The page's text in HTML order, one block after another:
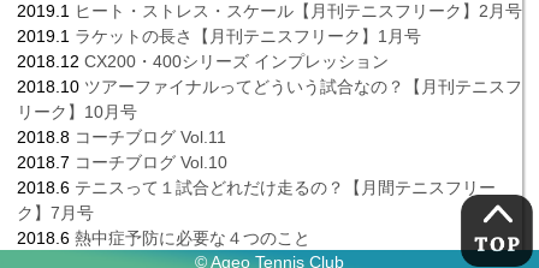
2019.1 ヒート・ストレス・スケール【月刊テニスフリーク】2月号
2019.1 ラケットの長さ【月刊テニスフリーク】1月号
2018.12 CX200・400シリーズ インプレッション
2018.10 ツアーファイナルってどういう試合なの？【月刊テニスフ
リーク】10月号
2018.8 コーチブログ Vol.11
2018.7 コーチブログ Vol.10
2018.6 テニスって１試合どれだけ走るの？【月間テニスフリー
ク】7月号
2018.6 熱中症予防に必要な４つのこと
© Ageo Tennis Club